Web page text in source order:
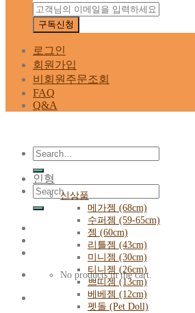
로그인
회원가입
비회원주문조회
FAQ
Q&A
Search
for:
Search
for:
No products in the cart.
인형
신상품
메가젬 (68cm)
수퍼젬 (59-65cm)
젬 (60cm)
리틀젬 (43cm)
미니젬 (30cm)
티니젬 (26cm)
쁘띠젬 (13cm)
베베젬 (12cm)
펫돌 (Pet Doll)